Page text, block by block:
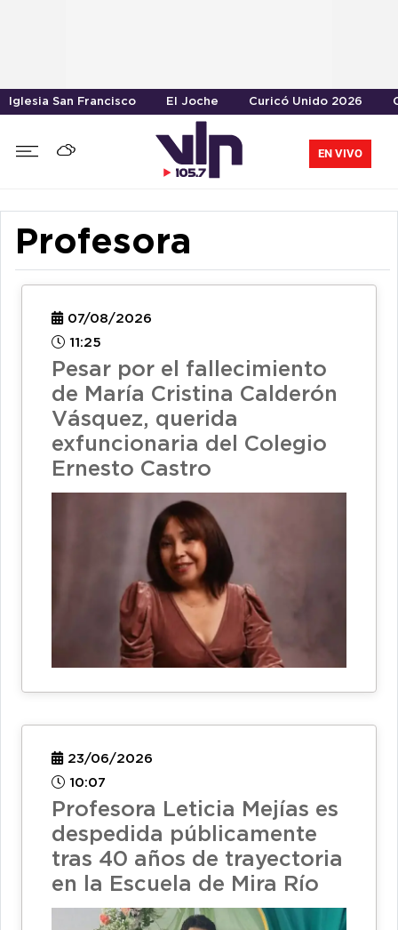
Iglesia San Francisco El Joche Curicó Unido 2026
EN VIVO
Profesora
07/08/2026
11:25
Pesar por el fallecimiento
de María Cristina Calderón
Vásquez, querida
exfuncionaria del Colegio
Ernesto Castro
23/06/2026
10:07
Profesora Leticia Mejías es
despedida públicamente
tras 40 años de trayectoria
en la Escuela de Mira Río